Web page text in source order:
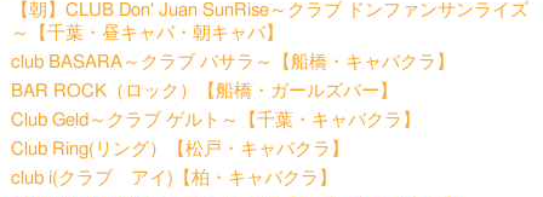
【朝】CLUB Don' Juan SunRise～クラブ ドンファンサンライズ
～【千葉・昼キャバ・朝キャバ】
club BASARA～クラブ バサラ～【船橋・キャバクラ】
BAR ROCK（ロック）【船橋・ガールズバー】
Club Geld～クラブ ゲルト～【千葉・キャバクラ】
Club Ring(リング）【松戸・キャバクラ】
club i(クラブ アイ)【柏・キャバクラ】